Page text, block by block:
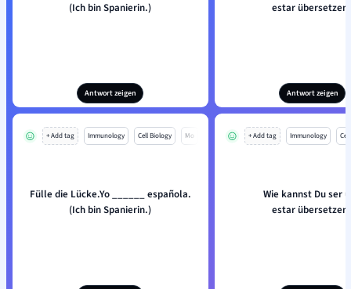
(Ich bin Spanierin.)
Antwort zeigen
estar
Antwort zeigen
+ Add tag Immunology Cell Biology Mo
Fülle die Lücke.Yo ______ española.
(Ich bin Spanierin.)
+ Add tag Immunology
Wie kannst Du ser
estar